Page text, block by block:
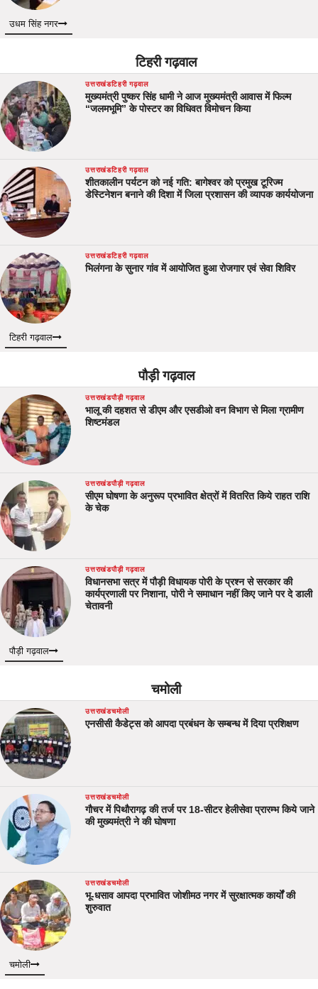
उधम सिंह नगर
टिहरी गढ़वाल
उत्तराखंडटिहरी गढ़वाल
मुख्यमंत्री पुष्कर सिंह धामी ने आज मुख्यमंत्री आवास में फिल्म
“जलमभूमि” के पोस्टर का विधिवत विमोचन किया
उत्तराखंडटिहरी गढ़वाल
शीतकालीन पर्यटन को नई गति: बागेश्वर को प्रमुख टूरिज्म
डेस्टिनेशन बनाने की दिशा में जिला प्रशासन की व्यापक कार्ययोजना
उत्तराखंडटिहरी गढ़वाल
भिलंगना के सुनार गांव में आयोजित हुआ रोजगार एवं सेवा शिविर
टिहरी गढ़वाल
पौड़ी गढ़वाल
उत्तराखंडपौड़ी गढ़वाल
भालू की दहशत से डीएम और एसडीओ वन विभाग से मिला ग्रामीण
शिष्टमंडल
उत्तराखंडपौड़ी गढ़वाल
सीएम घोषणा के अनुरूप प्रभावित क्षेत्रों में वितरित किये राहत राशि
के चेक
उत्तराखंडपौड़ी गढ़वाल
विधानसभा सत्र में पौड़ी विधायक पोरी के प्रश्न से सरकार की
कार्यप्रणाली पर निशाना, पोरी ने समाधान नहीं किए जाने पर दे डाली
चेतावनी
पौड़ी गढ़वाल
चमोली
उत्तराखंडचमोली
एनसीसी कैडेट्स को आपदा प्रबंधन के सम्बन्ध में दिया प्रशिक्षण
उत्तराखंडचमोली
गौचर में पिथौरागढ़ की तर्ज पर 18-सीटर हेलीसेवा प्रारम्भ किये जाने
की मुख्यमंत्री ने की घोषणा
उत्तराखंडचमोली
भू-धसाव आपदा प्रभावित जोशीमठ नगर में सुरक्षात्मक कार्यों की
शुरुवात
चमोली